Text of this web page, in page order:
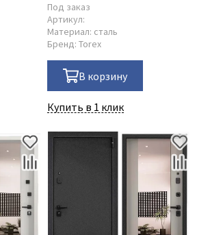
Под заказ
Артикул:
Материал: сталь
Бренд: Torex
В корзину
Купить в 1 клик